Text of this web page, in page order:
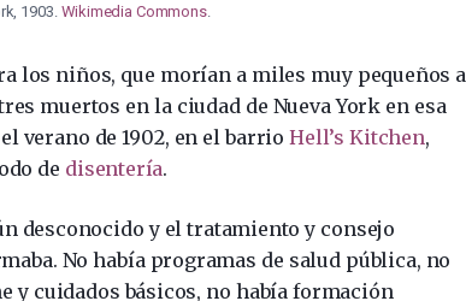
1903. Wikimedia Commons.
los niños, que morían a miles muy pequeños a
muertos en la ciudad de Nueva York en esa
verano de 1902, en el barrioHell’s Kitchen,
de disentería.
desconocido y el tratamiento y consejo
No había programas de salud pública, no
y cuidados básicos, no había formación